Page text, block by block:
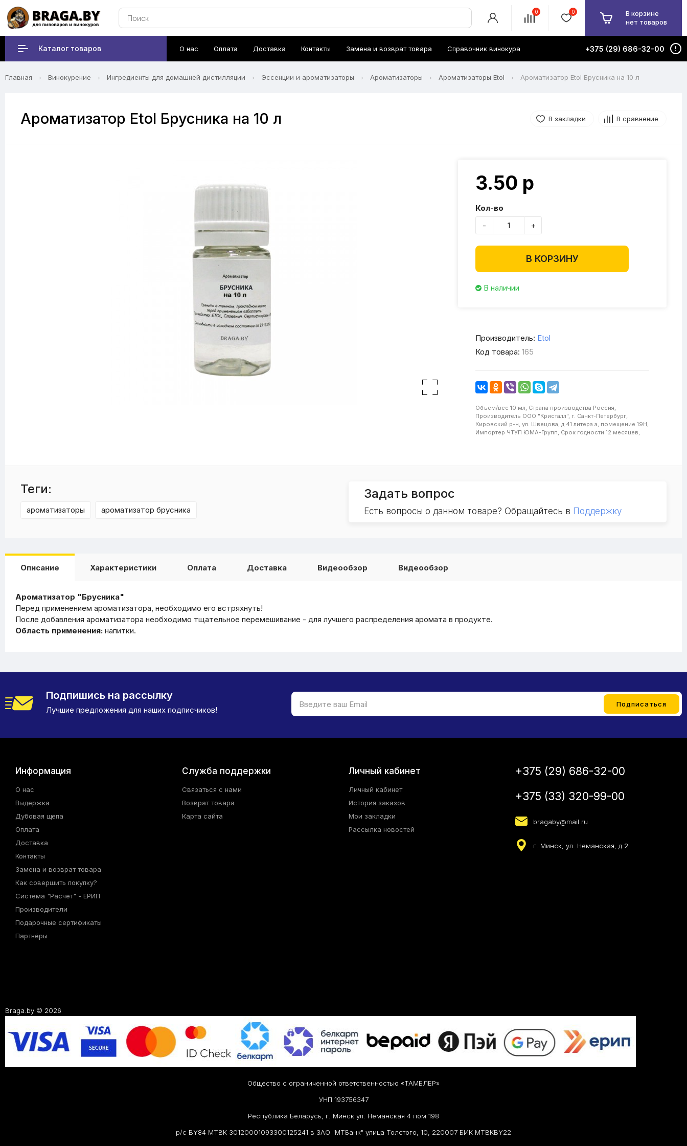
0 0
В корзине
нет товаров
Каталог товаров О нас Оплата Доставка Контакты Замена и возврат товара Справочник винокура +375 (29) 686-32-00
Главная Винокурение Ингредиенты для домашней дистилляции Эссенции и ароматизаторы Ароматизаторы Ароматизаторы Etol Ароматизатор Etol Брусника на 10 л
Ароматизатор Etol Брусника на 10 л В закладки В сравнение
3.50 р
Кол-во
-
+
В КОРЗИНУ
В наличии
Производитель: Etol
Код товара: 165
Объем/вес 10 мл, Страна производства Россия,
Производитель ООО "Кристалл", г. Санкт-Петербург,
Кировский р-н, ул. Швецова, д 41 литера а, помещение 19Н,
Импортер ЧТУП ЮМА-Групп, Срок годности 12 месяцев,
Теги:
ароматизаторы ароматизатор брусника
Задать вопрос
Есть вопросы о данном товаре? Обращайтесь в Поддержку
Описание Характеристики Оплата Доставка Видеообзор Видеообзор
Ароматизатор "Брусника"
Перед применением ароматизатора, необходимо его встряхнуть!
После добавления ароматизатора необходимо тщательное перемешивание - для лучшего распределения аромата в продукте.
Область применения: напитки.
Подпишись на рассылку
Лучшие предложения для наших подписчиков!
Информация
О нас
Выдержка
Дубовая щепа
Оплата
Доставка
Контакты
Замена и возврат товара
Как совершить покупку?
Система "Расчёт" - ЕРИП
Производители
Подарочные сертификаты
Партнёры
Служба поддержки
Связаться с нами
Возврат товара
Карта сайта
Личный кабинет
Личный кабинет
История заказов
Мои закладки
Рассылка новостей
+375 (29) 686-32-00
+375 (33) 320-99-00
bragaby@mail.ru
г. Минск, ул. Неманская, д.2
Braga.by © 2026
Общество с ограниченной ответственностью «ТАМБЛЕР»
УНП 193756347
Республика Беларусь, г. Минск ул. Неманская 4 пом 198
р/с BY84 MTBK 30120001093300125241 в ЗАО "МТБанк" улица Толстого, 10, 220007 БИК MTBKBY22